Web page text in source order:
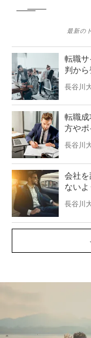
最新の
転職
判か
長谷川
転職
方や
長谷川
会社
ない
長谷川